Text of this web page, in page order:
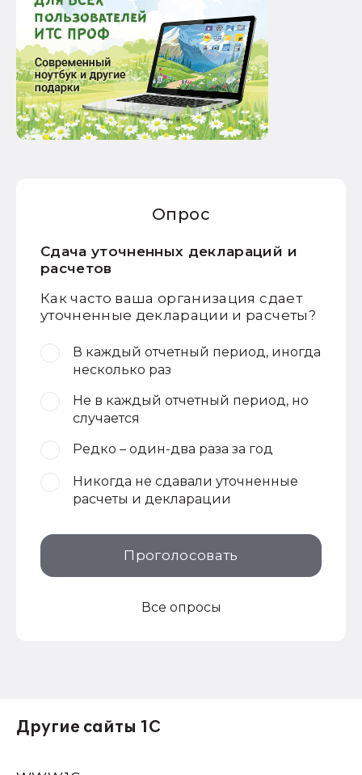
Опрос
Сдача уточненных деклараций и
расчетов
Как часто ваша организация сдает
уточненные декларации и расчеты?
В каждый отчетный период, иногда
несколько раз
Не в каждый отчетный период, но
случается
Редко – один-два раза за год
Никогда не сдавали уточненные
расчеты и декларации
Проголосовать
Все опросы
Другие сайты 1С